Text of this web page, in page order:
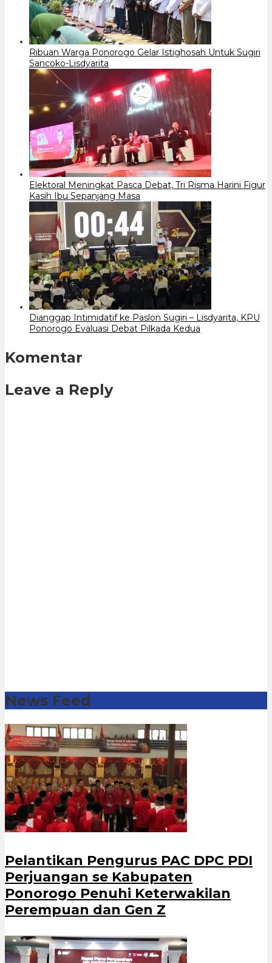
Ribuan Warga Ponorogo Gelar Istighosah Untuk Sugiri
Sancoko-Lisdyarita
Elektoral Meningkat Pasca Debat, Tri Risma Harini Figur
Kasih Ibu Sepanjang Masa
Dianggap Intimidatif ke Paslon Sugiri – Lisdyarita, KPU
Ponorogo Evaluasi Debat Pilkada Kedua
Komentar
Leave a Reply
News Feed
Pelantikan Pengurus PAC DPC PDI
Perjuangan se Kabupaten
Ponorogo Penuhi Keterwakilan
Perempuan dan Gen Z